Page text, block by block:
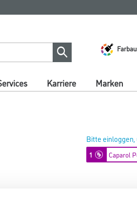
Karriere Marken
Bitte einloggen,
1 Caparol